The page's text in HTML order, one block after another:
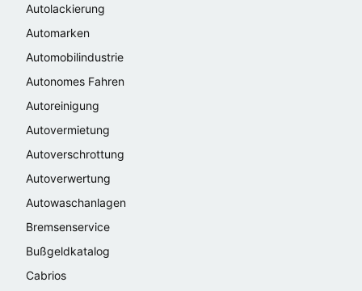
Autolackierung
Automarken
Automobilindustrie
Autonomes Fahren
Autoreinigung
Autovermietung
Autoverschrottung
Autoverwertung
Autowaschanlagen
Bremsenservice
Bußgeldkatalog
Cabrios